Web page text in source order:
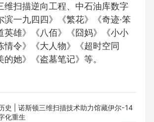
维扫描逆向工程、中石油库数字
滨一九四四》《繁花》《奇迹·笨
英雄》《八佰》《囧妈》《小小
情令》《大人物》《超时空同
的她》《盗墓笔记》等。
史 | 诺斯顿三维扫描技术助力馆藏伊尔-14
化重生